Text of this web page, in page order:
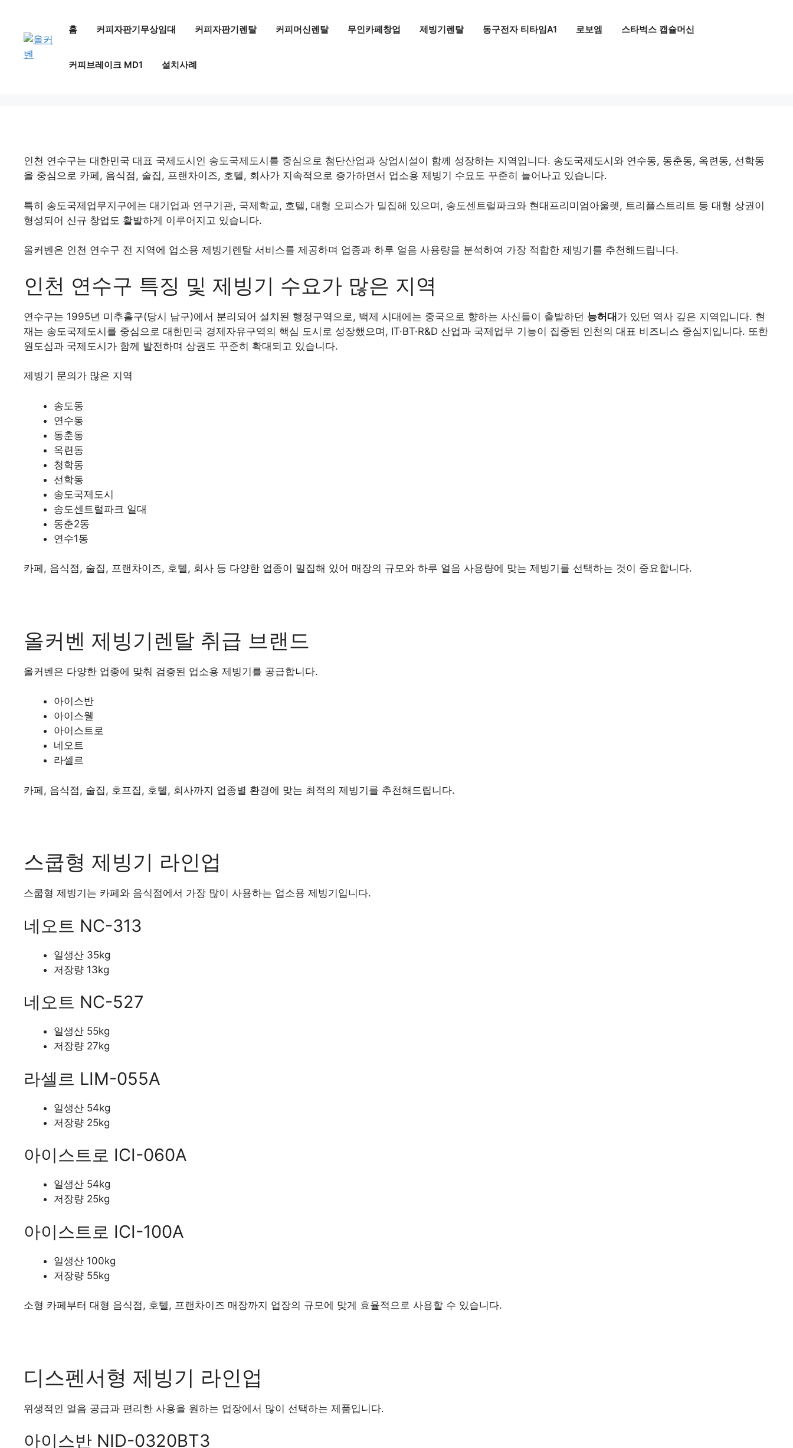
홈 커피자판기무상임대 커피자판기렌탈 커피머신렌탈 무인카페창업 제빙기렌탈 동구전자 티타임A1 로보엠 스타벅스 캡슐머신
커피브레이크 MD1 설치사례
인천 연수구는 대한민국 대표 국제도시인 송도국제도시를 중심으로 첨단산업과 상업시설이 함께 성장하는 지역입니다. 송도국제도시와 연수동, 동춘동, 옥련동, 선학동
을 중심으로 카페, 음식점, 술집, 프랜차이즈, 호텔, 회사가 지속적으로 증가하면서 업소용 제빙기 수요도 꾸준히 늘어나고 있습니다.
특히 송도국제업무지구에는 대기업과 연구기관, 국제학교, 호텔, 대형 오피스가 밀집해 있으며, 송도센트럴파크와 현대프리미엄아울렛, 트리플스트리트 등 대형 상권이
형성되어 신규 창업도 활발하게 이루어지고 있습니다.
올커벤은 인천 연수구 전 지역에 업소용 제빙기렌탈 서비스를 제공하며 업종과 하루 얼음 사용량을 분석하여 가장 적합한 제빙기를 추천해드립니다.
인천 연수구 특징 및 제빙기 수요가 많은 지역
연수구는 1995년 미추홀구(당시 남구)에서 분리되어 설치된 행정구역으로, 백제 시대에는 중국으로 향하는 사신들이 출발하던 능허대가 있던 역사 깊은 지역입니다. 현
재는 송도국제도시를 중심으로 대한민국 경제자유구역의 핵심 도시로 성장했으며, IT·BT·R&D 산업과 국제업무 기능이 집중된 인천의 대표 비즈니스 중심지입니다. 또한
원도심과 국제도시가 함께 발전하며 상권도 꾸준히 확대되고 있습니다.
제빙기 문의가 많은 지역
송도동
연수동
동춘동
옥련동
청학동
선학동
송도국제도시
송도센트럴파크 일대
동춘2동
연수1동
카페, 음식점, 술집, 프랜차이즈, 호텔, 회사 등 다양한 업종이 밀집해 있어 매장의 규모와 하루 얼음 사용량에 맞는 제빙기를 선택하는 것이 중요합니다.
올커벤 제빙기렌탈 취급 브랜드
올커벤은 다양한 업종에 맞춰 검증된 업소용 제빙기를 공급합니다.
아이스반
아이스웰
아이스트로
네오트
라셀르
카페, 음식점, 술집, 호프집, 호텔, 회사까지 업종별 환경에 맞는 최적의 제빙기를 추천해드립니다.
스쿱형 제빙기 라인업
스쿱형 제빙기는 카페와 음식점에서 가장 많이 사용하는 업소용 제빙기입니다.
네오트 NC-313
일생산 35kg
저장량 13kg
네오트 NC-527
일생산 55kg
저장량 27kg
라셀르 LIM-055A
일생산 54kg
저장량 25kg
아이스트로 ICI-060A
일생산 54kg
저장량 25kg
아이스트로 ICI-100A
일생산 100kg
저장량 55kg
소형 카페부터 대형 음식점, 호텔, 프랜차이즈 매장까지 업장의 규모에 맞게 효율적으로 사용할 수 있습니다.
디스펜서형 제빙기 라인업
위생적인 얼음 공급과 편리한 사용을 원하는 업장에서 많이 선택하는 제품입니다.
아이스반 NID-0320BT3